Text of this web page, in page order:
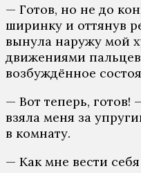
— Готов, но не до
ширинку и оттянув
вынула наружу мой
движениями
возбуждённое
— Вот теперь,
взяла меня за
в комнату.
— Как мне вести